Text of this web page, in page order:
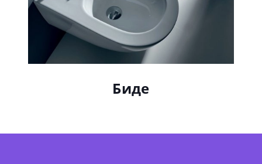
Душевые кабинки